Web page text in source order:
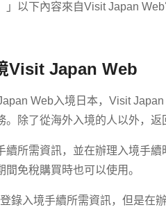
」以下內容來自Visit Japan
Visit Japan Web
Web入境日本，Visit
。除了從海外入境的人以外，返
續所需資訊，並在辦理入境手
間免稅購買時也可以使用。
錄入境手續所需資訊，但是在